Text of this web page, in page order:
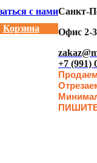
с нами
Корзина
Санкт-
Офис 2-
+7 (991)